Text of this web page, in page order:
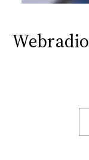
Webradio